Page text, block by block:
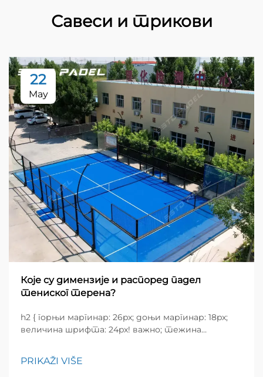
Савеси и трикови
22
May
Које су димензије и распоред падел
тениског терена?
h2 { горњи маргинар: 26px; доњи маргинар: 18px;
величина шрифта: 24px! важно; тежина
горњи маргинар: 26px; доњи маргинар: 18px;
величина шрифта: 20px!
PRIKAŽI VIŠE